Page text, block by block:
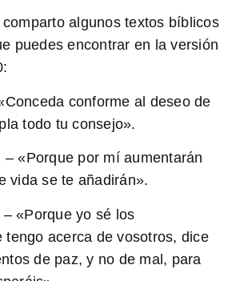
algunos textos bíblicos
puedes encontrar en la versión
conforme al deseo de
todo tu consejo».
– «Porque por mí aumentarán
vida se te añadirán».
«Porque yo sé los
tengo acerca de vosotros, dice
de paz, y no de mal, para